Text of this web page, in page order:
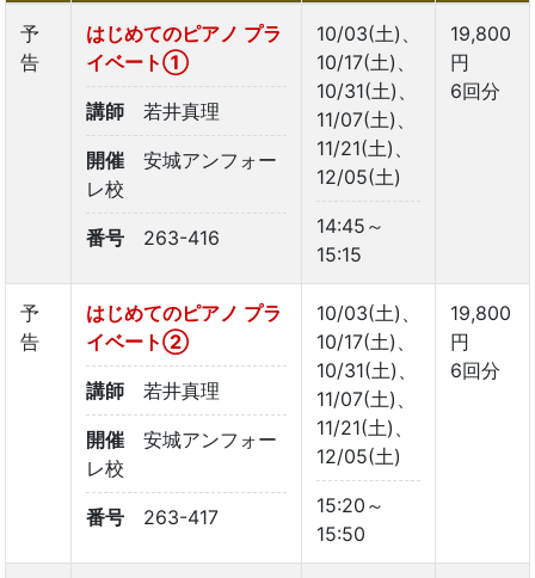
予
告
はじめてのピアノ プラ
イベート①
講師 若井真理
開催
安城アンフォー
レ校
番号 263-416
10/03(土)、
10/17(土)、
10/31(土)、
11/07(土)、
11/21(土)、
12/05(土)
14:45～
15:15
19,800
円
6回分
予
告
はじめてのピアノ プラ
イベート➁
講師 若井真理
開催
安城アンフォー
レ校
番号 263-417
10/03(土)、
10/17(土)、
10/31(土)、
11/07(土)、
11/21(土)、
12/05(土)
15:20～
15:50
19,800
円
6回分